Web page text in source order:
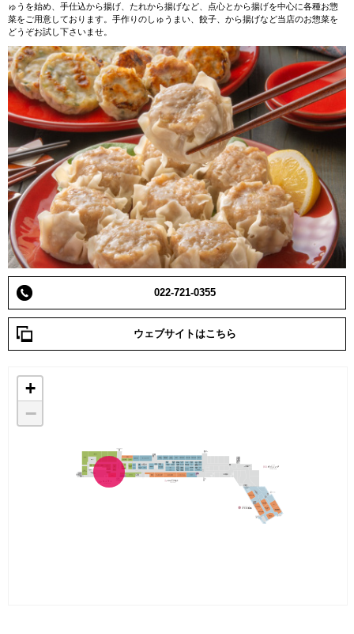
ゅうを始め、手仕込から揚げ、たれから揚げなど、点心とから揚げを中心に各種お惣
菜をご用意しております。手作りのしゅうまい、餃子、から揚げなど当店のお惣菜を
どうぞお試し下さいませ。
022-721-0355
ウェブサイトはこちら
+
−